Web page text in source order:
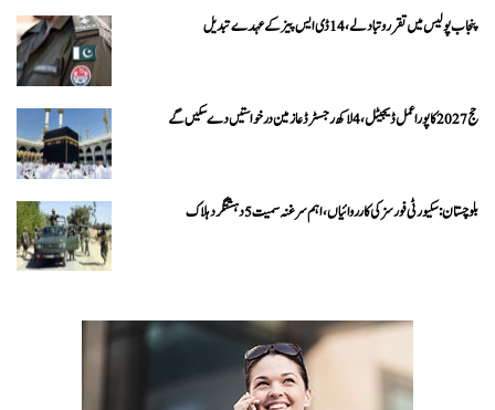
پنجاب پولیس میں تقرر و تبادلے، 14 ڈی ایس پیز کے عہدے تبدیل
حج 2027 کا پورا عمل ڈیجیٹل، 4 لاکھ رجسٹرڈ عازمین درخواستیں دے سکیں گے
بلوچستان: سکیورٹی فورسز کی کارروائیاں، اہم سرغنہ سمیت 5 دہشتگرد ہلاک